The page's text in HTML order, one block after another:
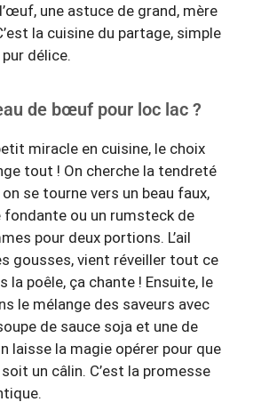
une astuce de grand, mère
la cuisine du partage, simple
délice.
de bœuf pour loc lac ?
miracle en cuisine, le choix
tout ! On cherche la tendreté
se tourne vers un beau faux,
fondante ou un rumsteck de
pour deux portions. L’ail
gousses, vient réveiller tout ce
la poêle, ça chante ! Ensuite, le
le mélange des saveurs avec
de sauce soja et une de
laisse la magie opérer pour que
un câlin. C’est la promesse